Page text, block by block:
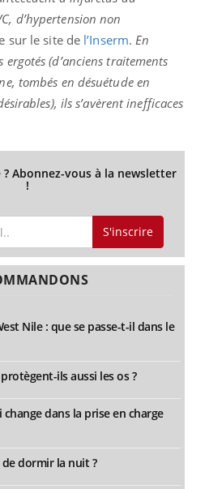
d’hypertension non
sur le site de l’Inserm. En
(d’anciens traitements
tombés en désuétude en
ils s’avèrent inefficaces
Abonnez-vous à la newsletter
!
S'inscrire
Nile : que se passe-t-il dans le
ils aussi les os ?
dans la prise en charge
dormir la nuit ?